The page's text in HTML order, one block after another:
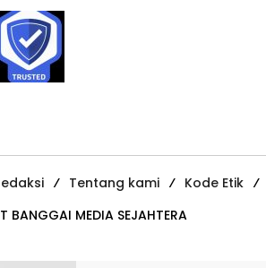
Tentang kami Kode Etik
BANGGAI MEDIA SEJAHTERA